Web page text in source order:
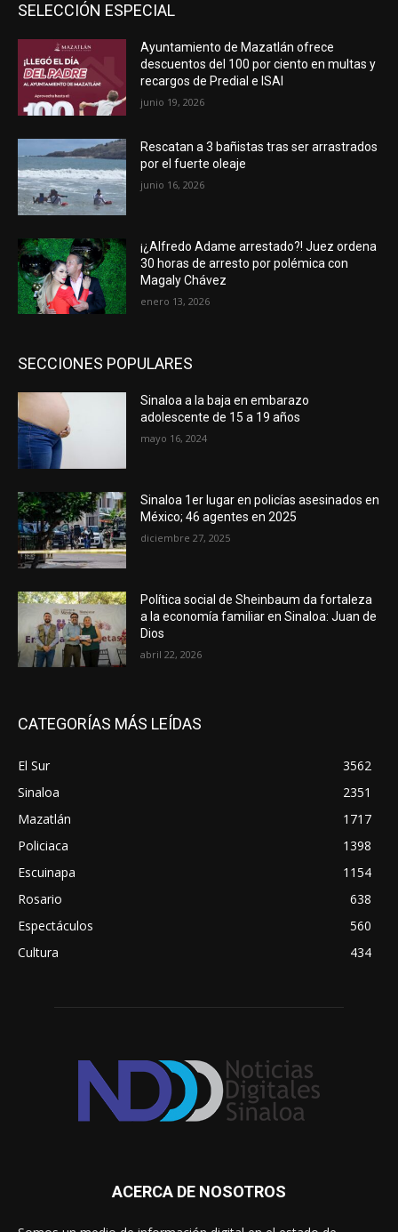
SELECCIÓN ESPECIAL
Ayuntamiento de Mazatlán ofrece
descuentos del 100 por ciento en multas y
recargos de Predial e ISAI
junio 19, 2026
Rescatan a 3 bañistas tras ser arrastrados
por el fuerte oleaje
junio 16, 2026
¡¿Alfredo Adame arrestado?! Juez ordena
30 horas de arresto por polémica con
Magaly Chávez
enero 13, 2026
SECCIONES POPULARES
Sinaloa a la baja en embarazo
adolescente de 15 a 19 años
mayo 16, 2024
Sinaloa 1er lugar en policías asesinados en
México; 46 agentes en 2025
diciembre 27, 2025
Política social de Sheinbaum da fortaleza
a la economía familiar en Sinaloa: Juan de
Dios
abril 22, 2026
CATEGORÍAS MÁS LEÍDAS
El Sur
3562
Sinaloa
2351
Mazatlán
1717
Policiaca
1398
Escuinapa
1154
Rosario
638
Espectáculos
560
Cultura
434
ACERCA DE NOSOTROS